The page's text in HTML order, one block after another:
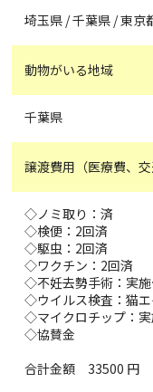
埼玉県 / 千葉県 / 東京
動物がいる地域
千葉県
譲渡費用（医療費、交
◇ノミ取り：済
◇検便：2回済
◇駆虫：2回済
◇ワクチン：2回済
◇不妊去勢手術：実施
◇ウイルス検査：猫
◇マイクロチップ：実
◇協賛金
合計金額 33500 円